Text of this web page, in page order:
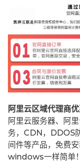
阿里云区域代理商
阿里云服务器、阿
务，CDN，DDOS
间件等产品，免费
windows一样简单